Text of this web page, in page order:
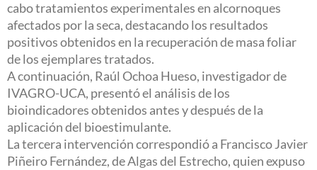
cabo tratamientos experimentales en alcornoques
afectados por la seca, destacando los resultados
positivos obtenidos en la recuperación de masa foliar
de los ejemplares tratados.
A continuación, Raúl Ochoa Hueso, investigador de
IVAGRO-UCA, presentó el análisis de los
bioindicadores obtenidos antes y después de la
aplicación del bioestimulante.
La tercera intervención correspondió a Francisco Javier
Piñeiro Fernández, de Algas del Estrecho, quien expuso